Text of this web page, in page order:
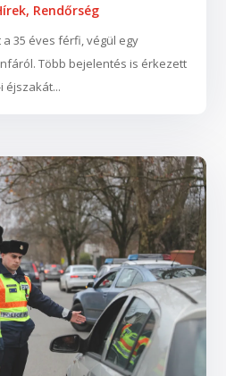
, Rendőrség
35 éves férfi, végül egy
Több bejelentés is érkezett
éjszakát...